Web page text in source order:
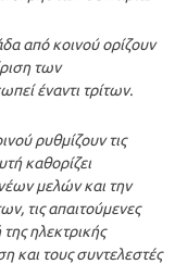
από κοινού ορίζουν
των
έναντι τρίτων.
ρυθμίζουν τις
καθορίζει
μελών και την
τις απαιτούμενες
ηλεκτρικής
και τους συντελεστές